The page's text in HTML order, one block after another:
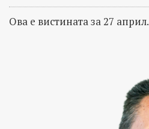
Ова е вистината за 27 април.